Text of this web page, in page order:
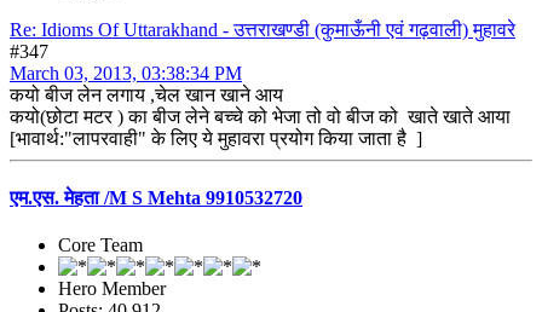
Re: Idioms Of Uttarakhand - उत्तराखण्डी (कुमाऊँनी एवं गढ़वाली) मुहावरे
#347
March 03, 2013, 03:38:34 PM
कयो बीज लेन लगाय ,चेल खान खाने आय
कयो(छोटा मटर ) का बीज लेने बच्चे को भेजा तो वो बीज को खाते खाते आया
[भावार्थ:"लापरवाही" के लिए ये मुहावरा प्रयोग किया जाता है ]
एम.एस. मेहता /M S Mehta 9910532720
Core Team
Hero Member